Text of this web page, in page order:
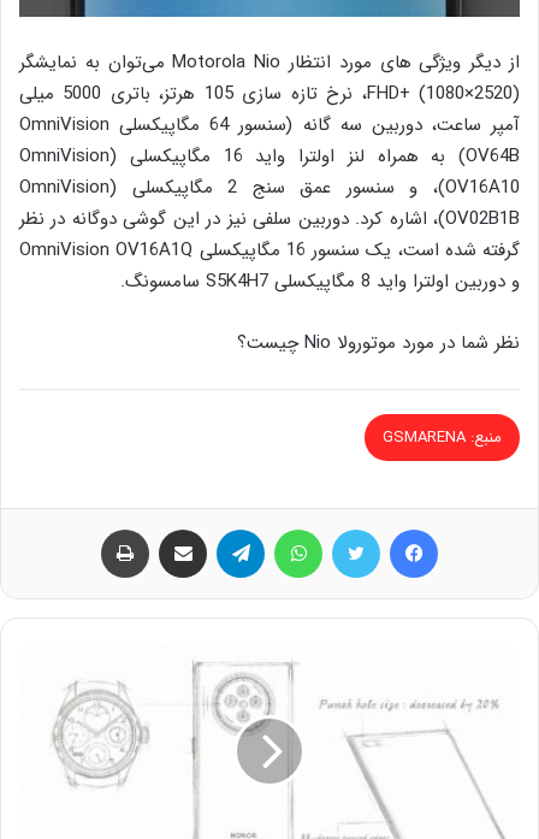
از دیگر ویژگی های مورد انتظار Motorola Nio می‌توان به نمایشگر
(FHD+ (1080×2520، نرخ تازه سازی 105 هرتز، باتری 5000 میلی
آمپر ساعت، دوربین سه گانه (سنسور 64 مگاپیکسلی OmniVision
OV64B) به همراه لنز اولترا واید 16 مگاپیکسلی (OmniVision
OV16A10)، و سنسور عمق سنج 2 مگاپیکسلی (OmniVision
OV02B1B)، اشاره کرد. دوربین سلفی نیز در این گوشی دوگانه در نظر
گرفته شده است، یک سنسور 16 مگاپیکسلی OmniVision OV16A1Q
و دوربین اولترا واید 8 مگاپیکسلی S5K4H7 سامسونگ.
نظر شما در مورد موتورولا Nio چیست؟
منبع: GSMARENA